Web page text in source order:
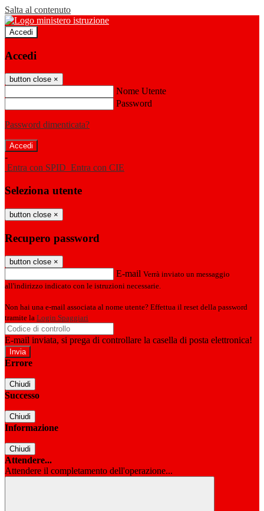
Salta al contenuto
Accedi
Accedi
button close ×
Nome Utente
Password
Password dimenticata?
-
Entra con SPID Entra con CIE
Seleziona utente
button close ×
Recupero password
button close ×
E-mail Verrà inviato un messaggio
all'indirizzo indicato con le istruzioni necessarie.
Non hai una e-mail associata al nome utente? Effettua il reset della password
tramite la Login Spaggiari
E-mail inviata, si prega di controllare la casella di posta elettronica!
Errore
Chiudi
Successo
Chiudi
Informazione
Chiudi
Attendere...
Attendere il completamento dell'operazione...